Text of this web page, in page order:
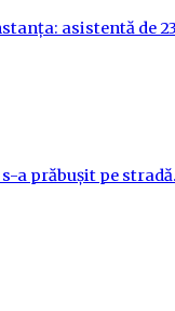
asistentă de
a prăbușit pe